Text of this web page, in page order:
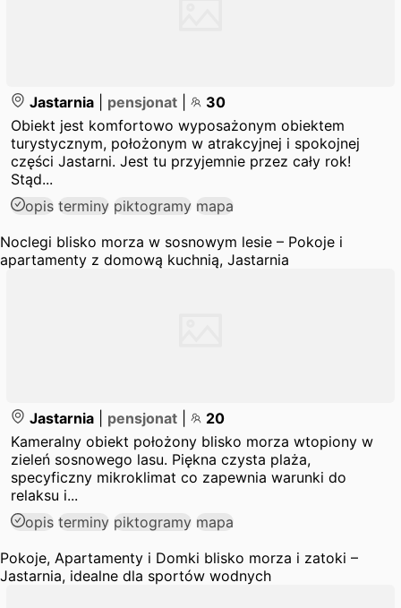
Jastarnia pensjonat
30
Obiekt jest komfortowo wyposażonym obiektem
turystycznym, położonym w atrakcyjnej i spokojnej
części Jastarni. Jest tu przyjemnie przez cały rok!
Stąd...
opis terminy piktogramy mapa
Noclegi blisko morza w sosnowym lesie – Pokoje i
apartamenty z domową kuchnią, Jastarnia
Jastarnia pensjonat
20
Kameralny obiekt położony blisko morza wtopiony w
zieleń sosnowego lasu. Piękna czysta plaża,
specyficzny mikroklimat co zapewnia warunki do
relaksu i...
opis terminy piktogramy mapa
Pokoje, Apartamenty i Domki blisko morza i zatoki –
Jastarnia, idealne dla sportów wodnych